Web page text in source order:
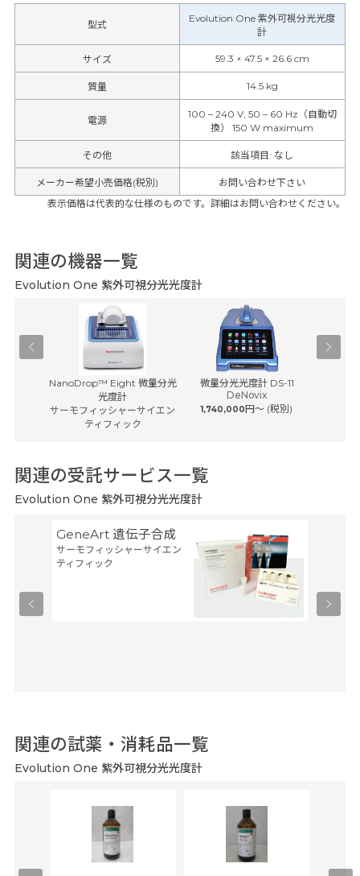
型式
Evolution One 紫外可視分光光度
計
サイズ 59.3 × 47.5 × 26.6 cm
質量 14.5 kg
電源
100 – 240 V, 50 – 60 Hz（自動切
換） 150 W maximum
その他 該当項目: なし
メーカー希望小売価格(税別)
お問い合わせ下さい
表示価格は代表的な仕様のものです。詳細はお問い合わせください。
関連の機器一覧
Evolution One 紫外可視分光光度計
NanoDrop™ Eight 微量分光
光度計
サーモフィッシャーサイエン
ティフィック
微量分光光度計 DS-11
DeNovix
1,740,000円〜 (税別)
関連の受託サービス一覧
Evolution One 紫外可視分光光度計
GeneArt 遺伝子合成
サーモフィッシャーサイエン
ティフィック
関連の試薬・消耗品一覧
Evolution One 紫外可視分光光度計